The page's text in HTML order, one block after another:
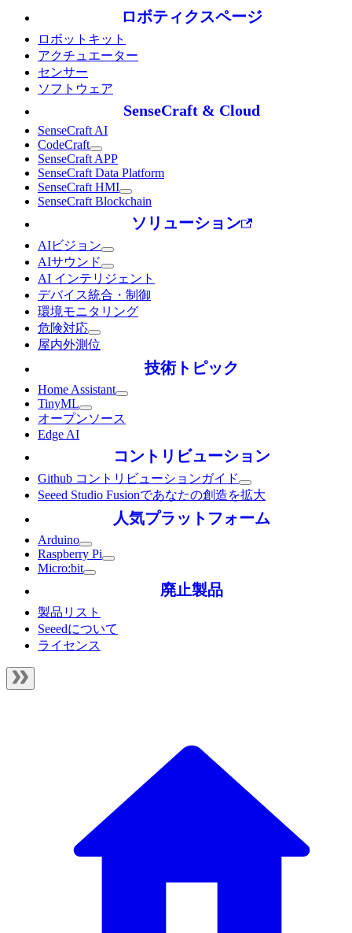
ロボティクスページ
ロボットキット
アクチュエーター
センサー
ソフトウェア
SenseCraft & Cloud
SenseCraft AI
CodeCraft
SenseCraft APP
SenseCraft Data Platform
SenseCraft HMI
SenseCraft Blockchain
ソリューション
AIビジョン
AIサウンド
AI インテリジェント
デバイス統合・制御
環境モニタリング
危険対応
屋内外測位
技術トピック
Home Assistant
TinyML
オープンソース
Edge AI
コントリビューション
Github コントリビューションガイド
Seeed Studio Fusionであなたの創造を拡大
人気プラットフォーム
Arduino
Raspberry Pi
Micro:bit
廃止製品
製品リスト
Seeedについて
ライセンス